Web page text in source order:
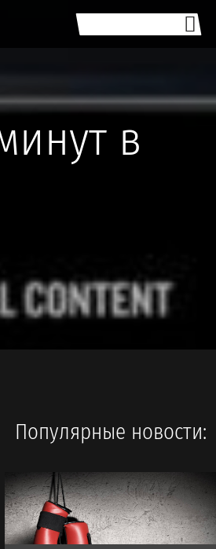
в
Популярные новости: